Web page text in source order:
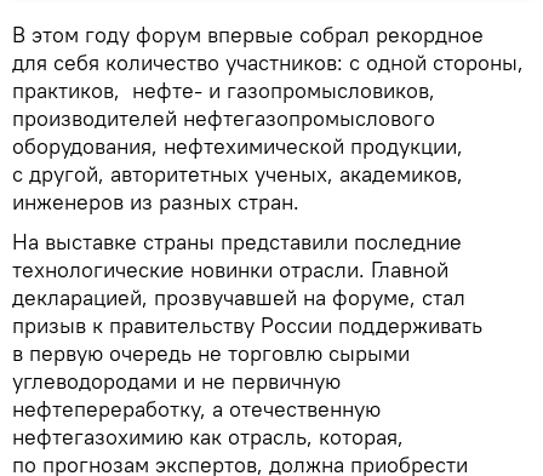
В этом году форум впервые собрал рекордное
для себя количество участников: с одной стороны,
практиков, нефте- и газопромысловиков,
производителей нефтегазопромыслового
оборудования, нефтехимической продукции,
с другой, авторитетных ученых, академиков,
инженеров из разных стран.
На выставке страны представили последние
технологические новинки отрасли. Главной
декларацией, прозвучавшей на форуме, стал
призыв к правительству России поддерживать
в первую очередь не торговлю сырыми
углеводородами и не первичную
нефтепереработку, а отечественную
нефтегазохимию как отрасль, которая,
по прогнозам экспертов, должна приобрести